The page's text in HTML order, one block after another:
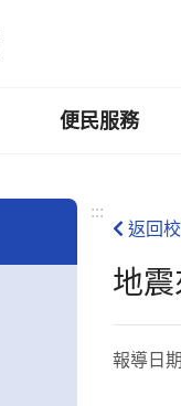
便民服務
:::
返回
地
報導日